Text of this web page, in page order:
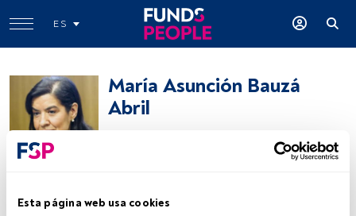
Esta página web usa cookies
ES
María Asunción Bauzá
Abril
Compartir: